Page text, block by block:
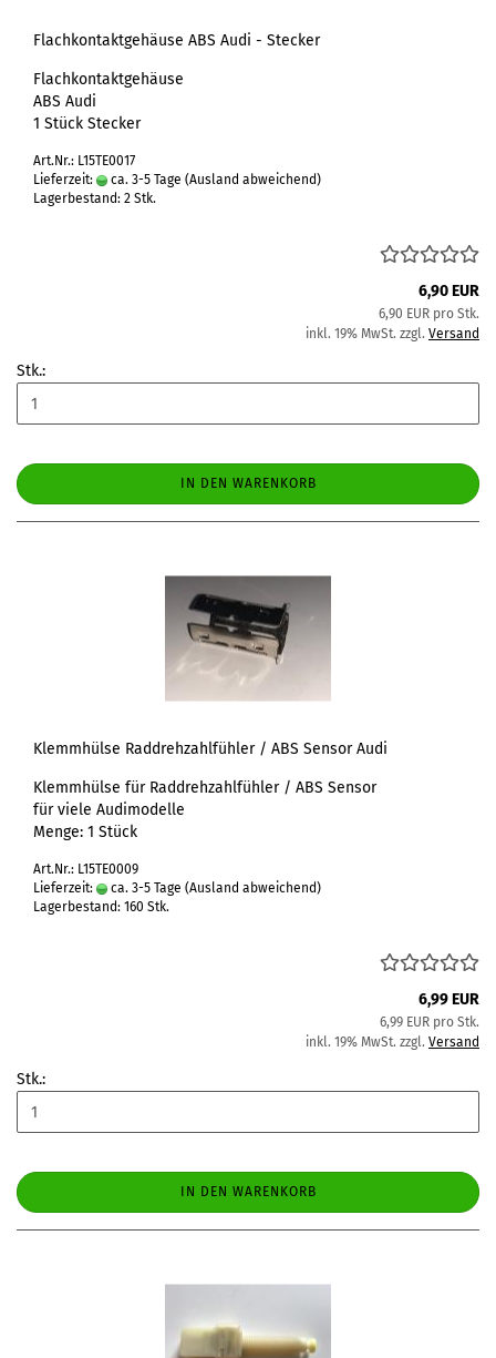
Flachkontaktgehäuse ABS Audi - Stecker
Flachkontaktgehäuse
ABS Audi
1 Stück Stecker
Art.Nr.: L15TE0017
Lieferzeit:
ca. 3-5 Tage (Ausland abweichend)
Lagerbestand: 2 Stk.
6,90 EUR
6,90 EUR pro Stk.
inkl. 19% MwSt. zzgl. Versand
Stk.:
IN DEN WARENKORB
Klemmhülse Raddrehzahlfühler / ABS Sensor Audi
Klemmhülse für Raddrehzahlfühler / ABS Sensor
für viele Audimodelle
Menge: 1 Stück
Art.Nr.: L15TE0009
Lieferzeit:
ca. 3-5 Tage (Ausland abweichend)
Lagerbestand: 160 Stk.
6,99 EUR
6,99 EUR pro Stk.
inkl. 19% MwSt. zzgl. Versand
Stk.:
IN DEN WARENKORB